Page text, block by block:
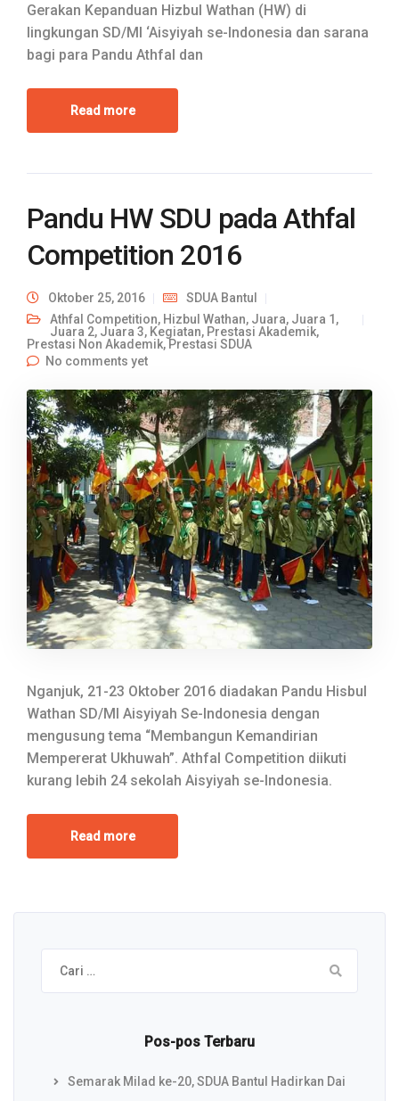
Gerakan Kepanduan Hizbul Wathan (HW) di
lingkungan SD/MI ‘Aisyiyah se-Indonesia dan sarana
bagi para Pandu Athfal dan
Read more
Pandu HW SDU pada Athfal
Competition 2016
Oktober 25, 2016
SDUA Bantul
Athfal Competition, Hizbul Wathan, Juara, Juara 1 ,
Juara 2, Juara 3, Kegiatan, Prestasi Akademik,
Prestasi Non Akademik, Prestasi SDUA
No comments yet
Nganjuk, 21-23 Oktober 2016 diadakan Pandu Hisbul
Wathan SD/MI Aisyiyah Se-Indonesia dengan
mengusung tema “Membangun Kemandirian
Mempererat Ukhuwah”. Athfal Competition diikuti
kurang lebih 24 sekolah Aisyiyah se-Indonesia.
Read more
Cari
untuk:
Pos-pos Terbaru
Semarak Milad ke-20, SDUA Bantul Hadirkan Dai